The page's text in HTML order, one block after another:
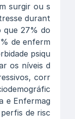
surgir ou s
durant
que 27% do
de enferm
psiqu
os níveis d
corr
e Enfermag
de risc